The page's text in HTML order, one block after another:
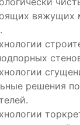
вяжущих
решения